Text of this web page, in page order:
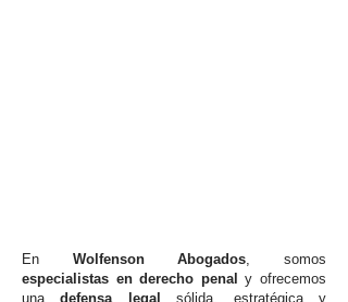
En Wolfenson Abogados, somos
especialistas en derecho penal y ofrecemos
unadefensa legalsólida, estratégica y